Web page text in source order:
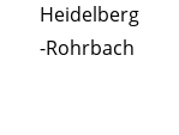
Heidelberg
-Rohrbach